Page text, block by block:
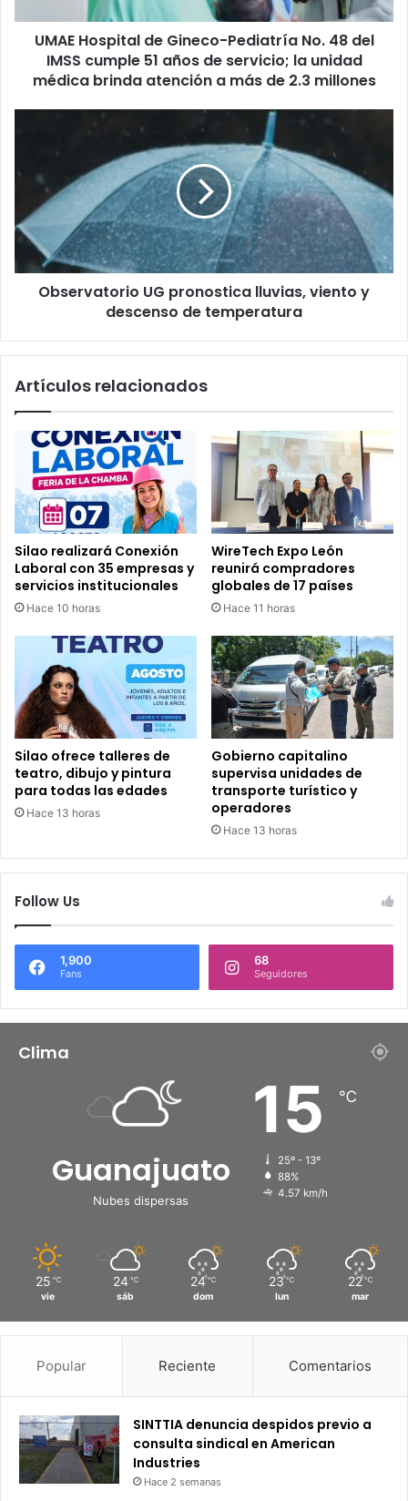
IMSS
cumple
años
médica
brinda
atención
a
más
UMAE Hospital de Gineco-Pediatría No. 48 del
IMSS cumple 51 años de servicio; la unidad
médica brinda atención a más de 2.3 millones
pronostica
lluvias,
viento
descenso
temperatura
Observatorio UG pronostica lluvias, viento y
descenso de temperatura
Artículos relacionados
Silao realizará Conexión
Laboral con 35 empresas y
servicios institucionales
Hace 10 horas
WireTech Expo León
reunirá compradores
globales de 17 países
Hace 11 horas
Silao ofrece talleres de
teatro, dibujo y pintura
para todas las edades
Hace 13 horas
Gobierno capitalino
supervisa unidades de
transporte turístico y
operadores
Hace 13 horas
Follow Us
1,900
Fans
68
Seguidores
Clima
Guanajuato
Nubes dispersas
15 ℃
25º - 13º
88%
4.57 km/h
25 ℃
vie
24 ℃
sáb
24 ℃
dom
23 ℃
lun
22 ℃
mar
Popular Reciente Comentarios
SINTTIA denuncia despidos previo a
consulta sindical en American
Industries
Hace 2 semanas